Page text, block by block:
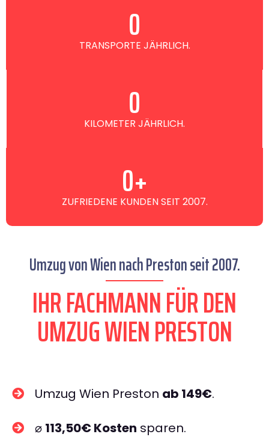
TRANSPORTE JÄHRLICH.
0
KILOMETER JÄHRLICH.
0
ZUFRIEDENE KUNDEN SEIT 2007.
0+
Umzug von Wien nach Preston seit 2007.
IHR FACHMANN FÜR DEN
UMZUG WIEN PRESTON
Umzug Wien Preston ab 149€.
⌀ 113,50€ Kosten sparen.